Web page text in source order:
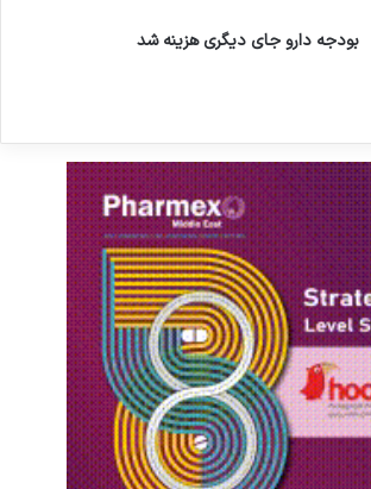
بودجه دارو جای دیگری هزینه شد